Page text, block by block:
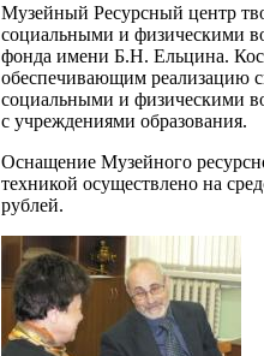
Музейный Ресурсный центр
социальными и физическими
фонда имени Б.Н. Ельцина.
обеспечивающим реализацию
социальными и физическими
с учреждениями образования.
Оснащение Музейного
техникой осуществлено на
рублей.